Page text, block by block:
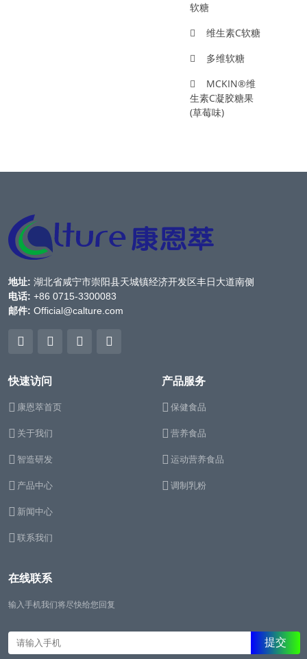
软糖
维生素C软糖
多维软糖
MCKIN®维
生素C凝胶糖果
(草莓味)
地址: 湖北省咸宁市崇阳县天城镇经济开发区丰日大道南侧
电话: +86 0715-3300083
邮件: Official@calture.com
快速访问
康恩萃首页
关于我们
智造研发
产品中心
新闻中心
联系我们
产品服务
保健食品
营养食品
运动营养食品
调制乳粉
在线联系
输入手机我们将尽快给您回复